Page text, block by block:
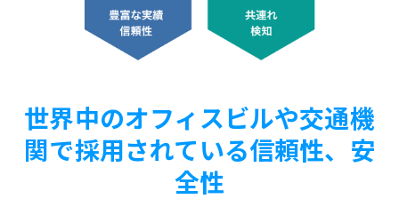
世界中のオフィスビルや交通機
関で採用されている信頼性、安
全性